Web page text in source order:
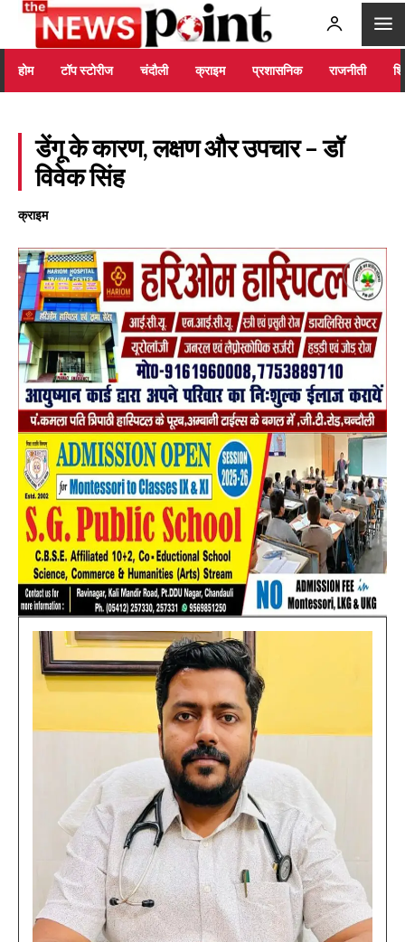
होम टॉप स्टोरीज चंदौली क्राइम प्रशासनिक राजनीती
डेंगू के कारण, लक्षण और उपचार – डॉ
विवेक सिंह
क्राइम